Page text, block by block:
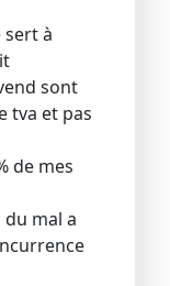
à
sont
tva et pas
de mes
mal a